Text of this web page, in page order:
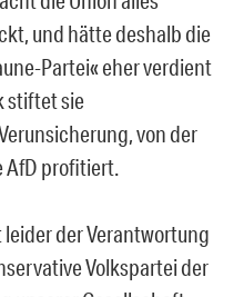
und hätte deshalb die
Partei« eher verdient
stiftet sie
von der
AfD profitiert.
der Verantwortung
Volkspartei der